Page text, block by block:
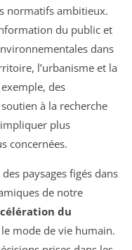
normatifs ambitieux.
du public et
dans
l’urbanisme et la
des
à la recherche
plus
concernées.
paysages figés dans
de notre
du
mode de vie humain.